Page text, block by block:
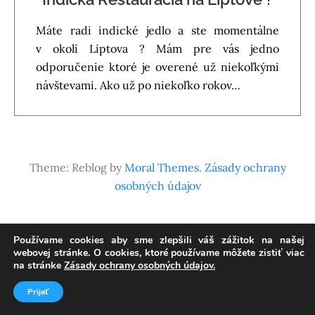
Máte radi indické jedlo a ste momentálne
v okolí Liptova ? Mám pre vás jedno
odporučenie ktoré je overené už niekoľkými
návštevami. Ako už po niekoľko rokov…
Theme: Reblog byMoral Themes. Zásady ochrany
osobných údajov
Používame cookies aby sme zlepšili váš zážitok na našej
webovej stránke. O cookies, ktoré používame môžete zistiť viac
na stránke Zásady ochrany osobných údajov.
Prijať